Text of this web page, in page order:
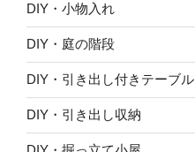
DIY・小物入れ
DIY・庭の階段
DIY・引き出し付きテーブル
DIY・引き出し収納